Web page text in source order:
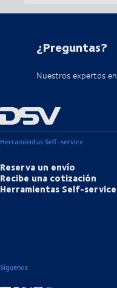
¿Preguntas?
Nuestros expertos
Herramientas Self-service
Reserva un envío
Recibe una cotización
Herramientas Self-service
Síguenos